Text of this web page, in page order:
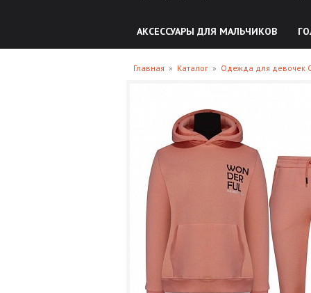
АКСЕССУАРЫ ДЛЯ МАЛЬЧИКОВ
Главная » Каталог » Одежда для девочек